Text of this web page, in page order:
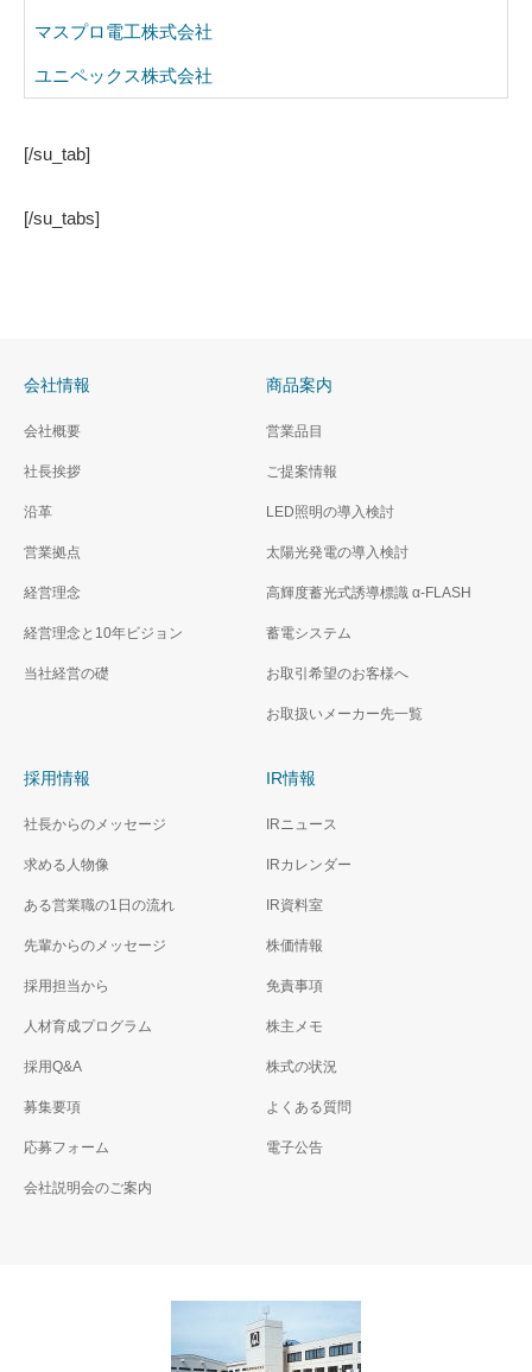
マスプロ電工株式会社
ユニペックス株式会社
[/su_tab]
[/su_tabs]
会社情報
会社概要
社長挨拶
沿革
営業拠点
経営理念
経営理念と10年ビジョン
当社経営の礎
商品案内
営業品目
ご提案情報
LED照明の導入検討
太陽光発電の導入検討
高輝度蓄光式誘導標識 α‐FLASH
蓄電システム
お取引希望のお客様へ
お取扱いメーカー先一覧
採用情報
社長からのメッセージ
求める人物像
ある営業職の1日の流れ
先輩からのメッセージ
採用担当から
人材育成プログラム
採用Q&A
募集要項
応募フォーム
会社説明会のご案内
IR情報
IRニュース
IRカレンダー
IR資料室
株価情報
免責事項
株主メモ
株式の状況
よくある質問
電子公告